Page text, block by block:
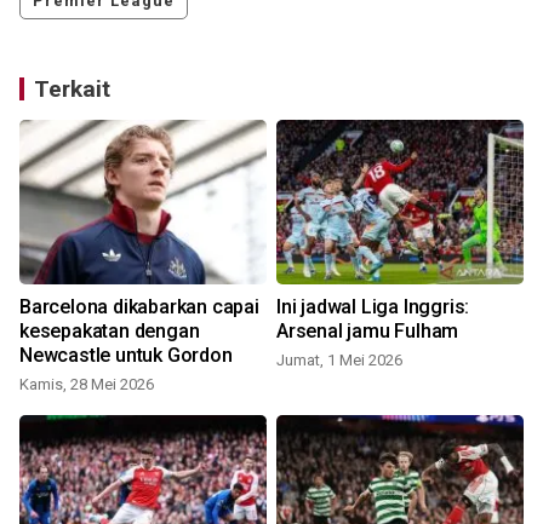
Terkait
Barcelona dikabarkan capai
kesepakatan dengan
Newcastle untuk Gordon
Kamis, 28 Mei 2026
Ini jadwal Liga Inggris:
Arsenal jamu Fulham
Jumat, 1 Mei 2026